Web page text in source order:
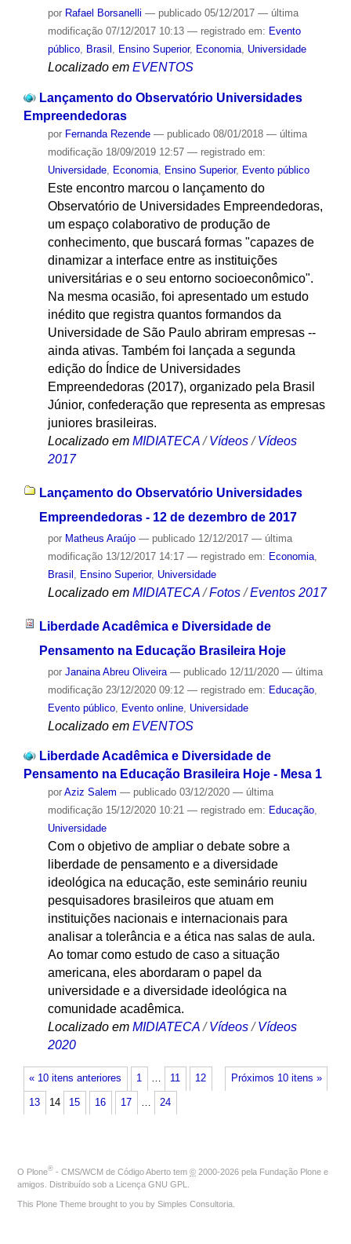
por Rafael Borsanelli — publicado05/12/2017 — última
modificação07/12/2017 10:13 — registrado em: Evento
público, Brasil , Ensino Superior, Economia, Universidade
Localizado em EVENTOS
Lançamento do Observatório Universidades
Empreendedoras
por Fernanda Rezende — publicado08/01/2018 — última
modificação18/09/2019 12:57 — registrado em:
Universidade, Economia, Ensino Superior, Evento público
Este encontro marcou o lançamento do
Observatório de Universidades Empreendedoras,
um espaço colaborativo de produção de
conhecimento, que buscará formas "capazes de
dinamizar a interface entre as instituições
universitárias e o seu entorno socioeconômico".
Na mesma ocasião, foi apresentado um estudo
inédito que registra quantos formandos da
Universidade de São Paulo abriram empresas --
ainda ativas. Também foi lançada a segunda
edição do Índice de Universidades
Empreendedoras (2017), organizado pela Brasil
Júnior, confederação que representa as empresas
juniores brasileiras.
Localizado em MIDIATECA /Vídeos /Vídeos
2017
Lançamento do Observatório Universidades
Empreendedoras - 12 de dezembro de 2017
por Matheus Araújo — publicado12/12/2017 — última
modificação13/12/2017 14:17 — registrado em: Economia,
Brasil
Ensino Superior, Universidade
Localizado em MIDIATECA /Fotos /Eventos 2017
Liberdade Acadêmica e Diversidade de
Pensamento na Educação Brasileira Hoje
por Janaina Abreu Oliveira — publicado12/11/2020 — última
modificação23/12/2020 09:12 — registrado em: Educação,
Evento público, Evento online, Universidade
Localizado em EVENTOS
Liberdade Acadêmica e Diversidade de
Pensamento na Educação Brasileira Hoje - Mesa 1
por Aziz Salem — publicado03/12/2020 — última
modificação15/12/2020 10:21 — registrado em: Educação,
Universidade
Com o objetivo de ampliar o debate sobre a
liberdade de pensamento e a diversidade
ideológica na educação, este seminário reuniu
pesquisadores brasileiros que atuam em
instituições nacionais e internacionais para
analisar a tolerância e a ética nas salas de aula.
Ao tomar como estudo de caso a situação
americana, eles abordaram o papel da
universidade e a diversidade ideológica na
comunidade acadêmica.
Localizado em MIDIATECA /Vídeos /Vídeos
2020
« 10 itens anteriores Próximos 10 itens »
1 … 11 12
13 14 15 16 17 … 24
O Plone® - CMS/WCM de Código Aberto tem © 2000-2026 pela Fundação Plone e
amigos. Distribuído sob a Licença GNU GPL
This Plone Theme brought to you by Simples Consultoria